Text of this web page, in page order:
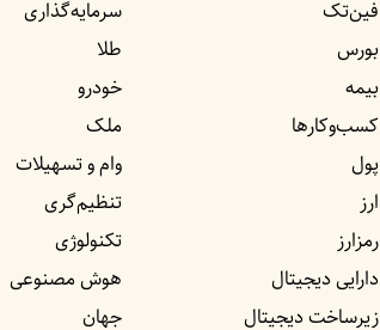
فین‌تک
بورس
بیمه
کسب‌وکار‌ها
پول
ارز
رمزارز
دارایی دیجیتال
زیرساخت دیجیتال
سرمایه‌گذاری
طلا
خودرو
ملک
وام و تسهیلات
تنظیم‌گری
تکنولوژی
هوش مصنوعی
جهان